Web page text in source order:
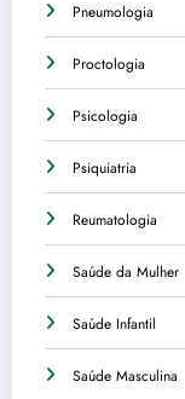
Pneumologia
Proctologia
Psicologia
Psiquiatria
Reumatologia
Saúde da Mulher
Saúde Infantil
Saúde Masculina